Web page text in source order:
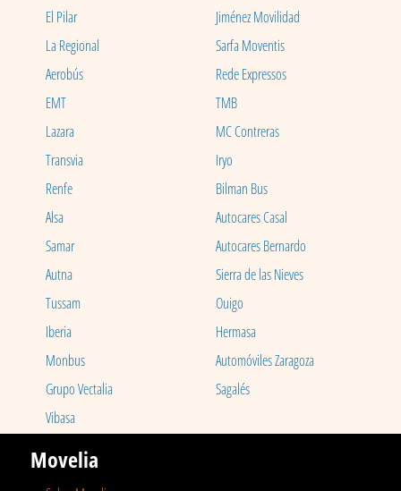
El Pilar
Jiménez Movilidad
La Regional
Sarfa Moventis
Aerobús
Rede Expressos
EMT
TMB
Lazara
MC Contreras
Transvia
Iryo
Renfe
Bilman Bus
Alsa
Autocares Casal
Samar
Autocares Bernardo
Autna
Sierra de las Nieves
Tussam
Ouigo
Iberia
Hermasa
Monbus
Automóviles Zaragoza
Grupo Vectalia
Sagalés
Vibasa
Movelia